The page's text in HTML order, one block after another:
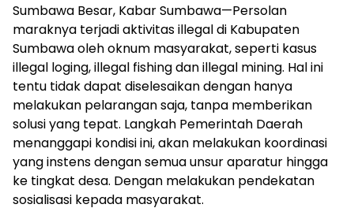
Sumbawa Besar, Kabar Sumbawa—Persolan
maraknya terjadi aktivitas illegal di Kabupaten
Sumbawa oleh oknum masyarakat, seperti kasus
illegal loging, illegal fishing dan illegal mining. Hal ini
tentu tidak dapat diselesaikan dengan hanya
melakukan pelarangan saja, tanpa memberikan
solusi yang tepat. Langkah Pemerintah Daerah
menanggapi kondisi ini, akan melakukan koordinasi
yang instens dengan semua unsur aparatur hingga
ke tingkat desa. Dengan melakukan pendekatan
sosialisasi kepada masyarakat.